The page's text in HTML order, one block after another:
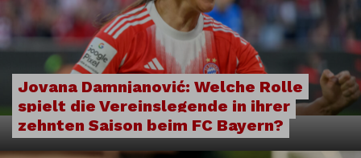
Jovana Damnjanović: Welche Rolle
spielt die Vereinslegende in ihrer
zehnten Saison beim FC Bayern?